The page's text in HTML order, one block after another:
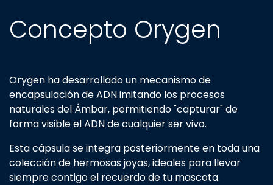
Concepto Orygen
Orygen ha desarrollado un mecanismo de
encapsulación de ADN imitando los procesos
naturales del Ámbar, permitiendo "capturar" de
forma visible el ADN de cualquier ser vivo.
Esta cápsula se integra posteriormente en toda una
colección de hermosas joyas, ideales para llevar
siempre contigo el recuerdo de tu mascota.